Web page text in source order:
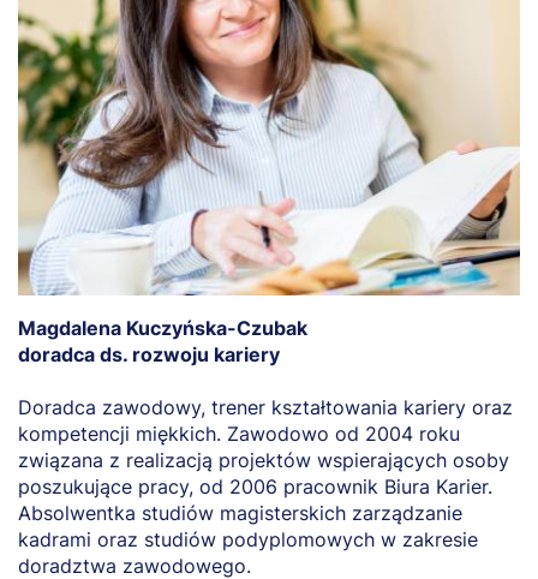
Magdalena Kuczyńska-Czubak
doradca ds. rozwoju kariery
Doradca zawodowy, trener kształtowania kariery oraz
kompetencji miękkich. Zawodowo od 2004 roku
związana z realizacją projektów wspierających osoby
poszukujące pracy, od 2006 pracownik Biura Karier.
Absolwentka studiów magisterskich zarządzanie
kadrami oraz studiów podyplomowych w zakresie
doradztwa zawodowego.